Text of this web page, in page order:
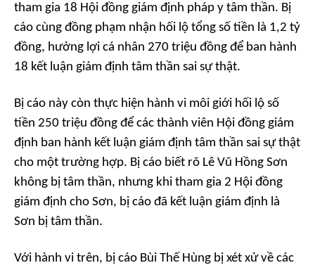
tham gia 18 Hội đồng giám định pháp y tâm thần. Bị
cáo cùng đồng phạm nhận hối lộ tổng số tiền là 1,2 tỷ
đồng, hưởng lợi cá nhân 270 triệu đồng để ban hành
18 kết luận giám định tâm thần sai sự thật.
Bị cáo này còn thực hiện hành vi môi giới hối lộ số
tiền 250 triệu đồng để các thành viên Hội đồng giám
định ban hành kết luận giám định tâm thần sai sự thật
cho một trường hợp. Bị cáo biết rõ Lê Vũ Hồng Sơn
không bị tâm thần, nhưng khi tham gia 2 Hội đồng
giám định cho Sơn, bị cáo đã kết luận giám định là
Sơn bị tâm thần.
Với hành vi trên, bị cáo Bùi Thế Hùng bị xét xử về các